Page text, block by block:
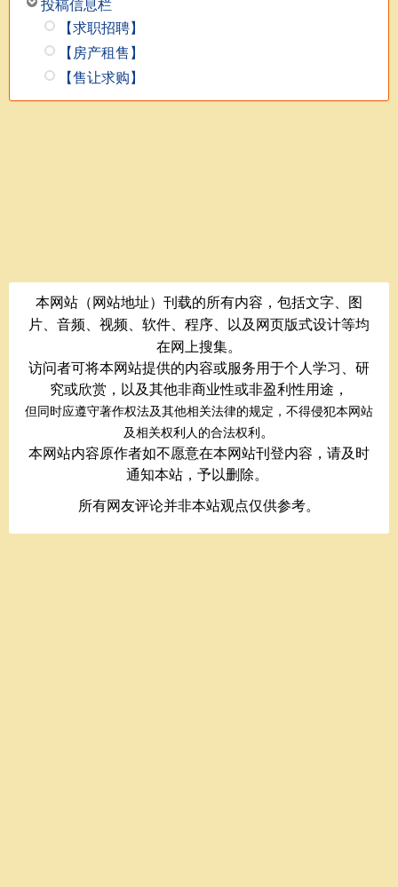
【求职招聘】
【房产租售】
【售让求购】
本网站（网站地址）刊载的所有内容，包括文字、图
片、音频、视频、软件、程序、以及网页版式设计等均
在网上搜集。
访问者可将本网站提供的内容或服务用于个人学习、研
究或欣赏，以及其他非商业性或非盈利性用途，
但同时应遵守著作权法及其他相关法律的规定，不得侵犯本网站
及相关权利人的合法权利 。
本网站内容原作者如不愿意在本网站刊登内容，请及时
通知本站，予以删除。
所有网友评论并非本站观点仅供参考。